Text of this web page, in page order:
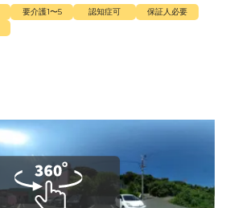
要介護1〜5 認知症可
保証人必要